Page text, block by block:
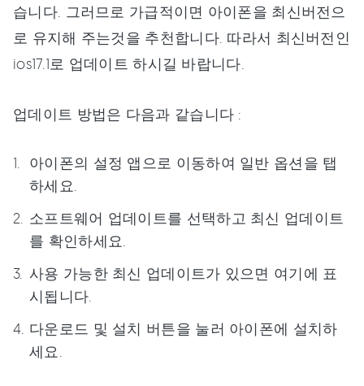
습니다. 그러므로 가급적이면 아이폰을 최신버전으
로 유지해 주는것을 추천합니다. 따라서 최신버전인
ios17.1로 업데이트 하시길 바랍니다.
업데이트 방법은 다음과 같습니다 :
아이폰의 설정 앱으로 이동하여 일반 옵션을 탭
하세요.
소프트웨어 업데이트를 선택하고 최신 업데이트
를 확인하세요.
사용 가능한 최신 업데이트가 있으면 여기에 표
시됩니다.
다운로드 및 설치 버튼을 눌러 아이폰에 설치하
세요.